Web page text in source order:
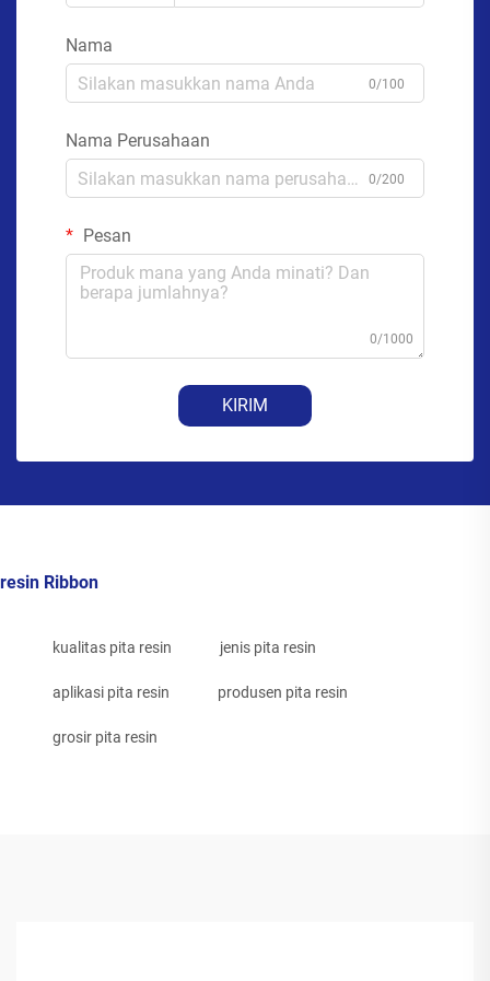
Nama
0/100
Nama Perusahaan
0/200
Pesan
0/1000
KIRIM
resin Ribbon
kualitas pita resin jenis pita resin
aplikasi pita resin produsen pita resin
grosir pita resin